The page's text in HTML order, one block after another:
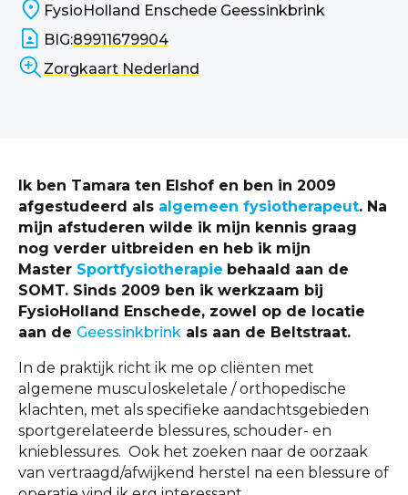
FysioHolland Enschede Geessinkbrink
BIG:89911679904
Zorgkaart Nederland
Ik ben Tamara ten Elshof en ben in 2009
afgestudeerd als algemeen fysiotherapeut. Na
mijn afstuderen wilde ik mijn kennis graag
nog verder uitbreiden en heb ik mijn
Master Sportfysiotherapie behaald aan de
SOMT. Sinds 2009 ben ik werkzaam bij
FysioHolland Enschede, zowel op de locatie
aan de Geessinkbrink als aan de Beltstraat.
In de praktijk richt ik me op cliënten met
algemene musculoskeletale / orthopedische
klachten, met als specifieke aandachtsgebieden
sportgerelateerde blessures, schouder- en
knieblessures. Ook het zoeken naar de oorzaak
van vertraagd/afwijkend herstel na een blessure of